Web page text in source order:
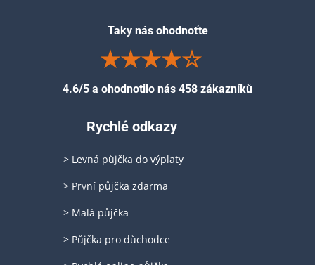
Taky nás ohodnoťte
4.6/5 a ohodnotilo nás 458 zákazníků
Rychlé odkazy
> Levná půjčka do výplaty
> První půjčka zdarma
> Malá půjčka
> Půjčka pro důchodce